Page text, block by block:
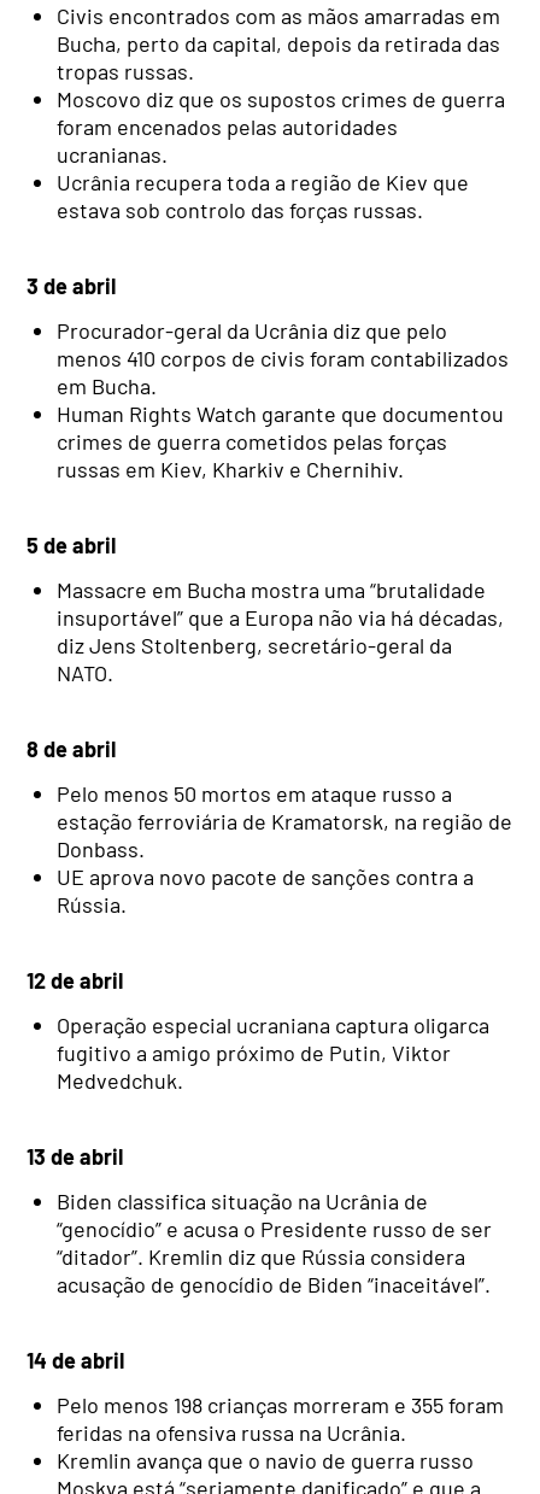
Civis encontrados com as mãos amarradas em
Bucha, perto da capital, depois da retirada das
tropas russas.
Moscovo diz que os supostos crimes de guerra
foram encenados pelas autoridades
ucranianas.
Ucrânia recupera toda a região de Kiev que
estava sob controlo das forças russas.
3 de abril
Procurador-geral da Ucrânia diz que pelo
menos 410 corpos de civis foram contabilizados
em Bucha.
Human Rights Watch garante que documentou
crimes de guerra cometidos pelas forças
russas em Kiev, Kharkiv e Chernihiv.
5 de abril
Massacre em Bucha mostra uma “brutalidade
insuportável” que a Europa não via há décadas,
diz Jens Stoltenberg, secretário-geral da
NATO.
8 de abril
Pelo menos 50 mortos em ataque russo a
estação ferroviária de Kramatorsk, na região de
Donbass.
UE aprova novo pacote de sanções contra a
Rússia.
12 de abril
Operação especial ucraniana captura oligarca
fugitivo a amigo próximo de Putin, Viktor
Medvedchuk.
13 de abril
Biden classifica situação na Ucrânia de
“genocídio” e acusa o Presidente russo de ser
“ditador”. Kremlin diz que Rússia considera
acusação de genocídio de Biden “inaceitável”.
14 de abril
Pelo menos 198 crianças morreram e 355 foram
feridas na ofensiva russa na Ucrânia.
Kremlin avança que o navio de guerra russo
Moskva está “seriamente danificado” e que a